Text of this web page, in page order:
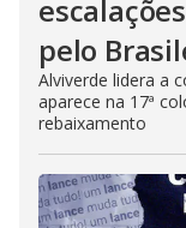
pelo
Alviverde lidera a
aparece na 17ª
rebaixamento